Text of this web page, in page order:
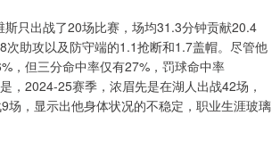
斯只出战了20场比赛，场均31.3分钟贡献20.4
次助攻以及防守端的1.1抢断和1.7盖帽。尽管他
，但三分命中率仅有27%，罚球命中率
，2024-25赛季，浓眉先是在湖人出战42场，
场，显示出他身体状况的不稳定，职业生涯玻璃